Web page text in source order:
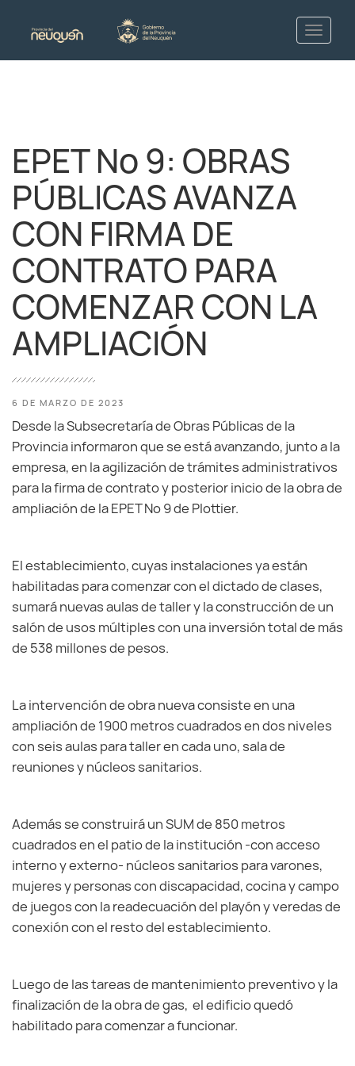
EPET Nº 9: OBRAS
PÚBLICAS AVANZA
CON FIRMA DE
CONTRATO PARA
COMENZAR CON LA
AMPLIACIÓN
6 DE MARZO DE 2023
Desde la Subsecretaría de Obras Públicas de la
Provincia informaron que se está avanzando, junto a la
empresa, en la agilización de trámites administrativos
para la firma de contrato y posterior inicio de la obra de
ampliación de la EPET Nº 9 de Plottier.
El establecimiento, cuyas instalaciones ya están
habilitadas para comenzar con el dictado de clases,
sumará nuevas aulas de taller y la construcción de un
salón de usos múltiples con una inversión total de más
de 538 millones de pesos.
La intervención de obra nueva consiste en una
ampliación de 1900 metros cuadrados en dos niveles
con seis aulas para taller en cada uno, sala de
reuniones y núcleos sanitarios.
Además se construirá un SUM de 850 metros
cuadrados en el patio de la institución -con acceso
interno y externo- núcleos sanitarios para varones,
mujeres y personas con discapacidad, cocina y campo
de juegos con la readecuación del playón y veredas de
conexión con el resto del establecimiento.
Luego de las tareas de mantenimiento preventivo y la
finalización de la obra de gas, el edificio quedó
habilitado para comenzar a funcionar.